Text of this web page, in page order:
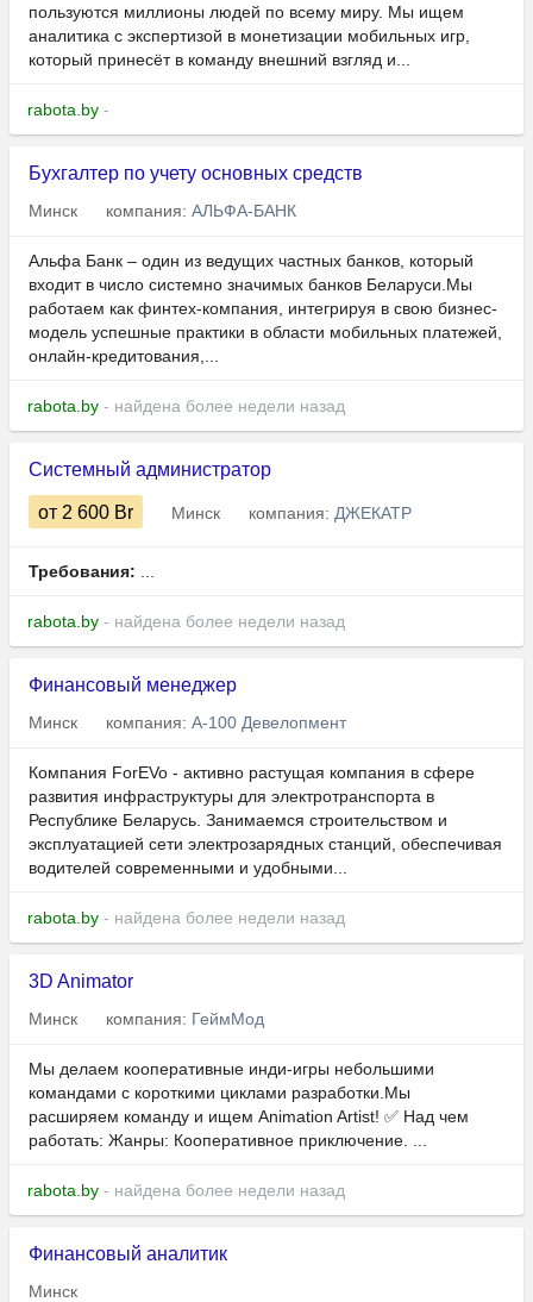
пользуются миллионы людей по всему миру. Мы ищем
аналитика с экспертизой в монетизации мобильных игр,
который принесёт в команду внешний взгляд и...
rabota.by -
Бухгалтер по учету основных средств
Минск компания: АЛЬФА-БАНК
Альфа Банк – один из ведущих частных банков, который
входит в число системно значимых банков Беларуси.Мы
работаем как финтех-компания, интегрируя в свою бизнес-
модель успешные практики в области мобильных платежей,
онлайн-кредитования,...
rabota.by - найдена более недели назад
Системный администратор
от 2 600 Br Минск компания: ДЖЕКАТР
Требования: ...
rabota.by - найдена более недели назад
Финансовый менеджер
Минск компания: А-100 Девелопмент
Компания ForEVo - активно растущая компания в сфере
развития инфраструктуры для электротранспорта в
Республике Беларусь. Занимаемся строительством и
эксплуатацией сети электрозарядных станций, обеспечивая
водителей современными и удобными...
rabota.by - найдена более недели назад
3D Animator
Минск компания: ГеймМод
Мы делаем кооперативные инди-игры небольшими
командами с короткими циклами разработки.Мы
расширяем команду и ищем Animation Artist! ✅ Над чем
работать: Жанры: Кооперативное приключение. ...
rabota.by - найдена более недели назад
Финансовый аналитик
Минск